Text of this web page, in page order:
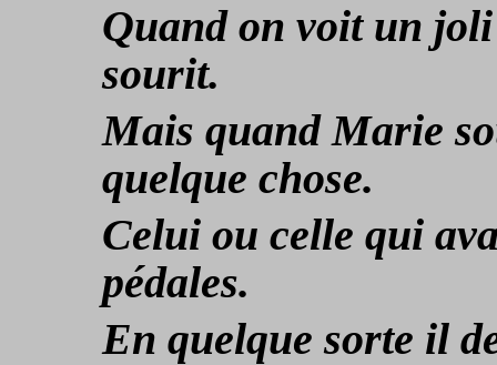
Quand on voit un
sourit.
Mais quand Marie
quelque chose.
Celui ou celle qui
pédales.
En quelque sorte il